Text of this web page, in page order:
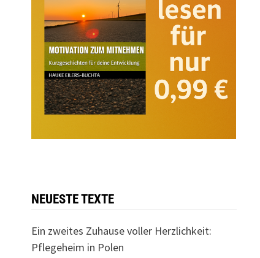
NEUESTE TEXTE
Ein zweites Zuhause voller Herzlichkeit:
Pflegeheim in Polen